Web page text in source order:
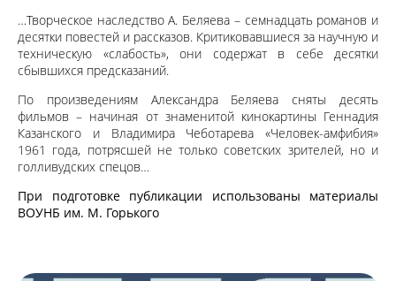
…Творческое наследство А. Беляева – семнадцать романов и
десятки повестей и рассказов. Критиковавшиеся за научную и
техническую «слабость», они содержат в себе десятки
сбывшихся предсказаний.
По произведениям Александра Беляева сняты десять
фильмов – начиная от знаменитой кинокартины Геннадия
Казанского и Владимира Чеботарева «Человек-амфибия»
1961 года, потрясшей не только советских зрителей, но и
голливудских спецов…
При подготовке публикации использованы материалы
ВОУНБ им. М. Горького